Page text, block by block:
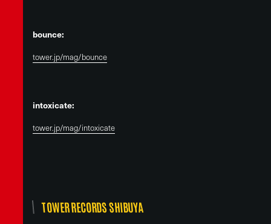
bounce:
tower.jp/mag/bounce
intoxicate:
tower.jp/mag/intoxicate
TOWER RECORDS SHIBUYA